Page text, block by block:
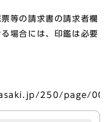
等の請求書の請求者欄
場合には、印鑑は必要
250/page/